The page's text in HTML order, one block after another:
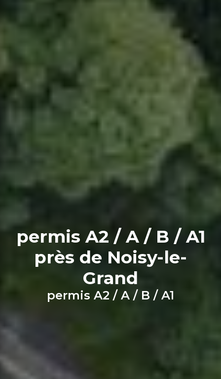
permis A2 / A / B / A1
près de Noisy-le-
Grand
permis A2 / A / B / A1